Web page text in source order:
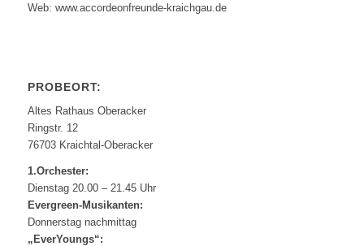
Web: www.accordeonfreunde-kraichgau.de
PROBEORT:
Altes Rathaus Oberacker
Ringstr. 12
76703 Kraichtal-Oberacker
1.Orchester:
Dienstag 20.00 – 21.45 Uhr
Evergreen-Musikanten:
Donnerstag nachmittag
„EverYoungs“: